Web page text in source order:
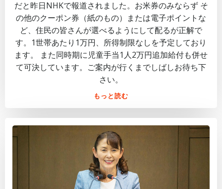
だと昨日NHKで報道されました。お米券のみならず そ
の他のクーポン券（紙のもの）または電子ポイントな
ど、住民の皆さんが選べるようにして配るが正解で
す。1世帯あたり1万円、所得制限なしを予定しており
ます。 また同時期に児童手当1人2万円追加給付も併せ
て可決しています。ご案内が行くまでしばしお待ち下
さい。
もっと読む